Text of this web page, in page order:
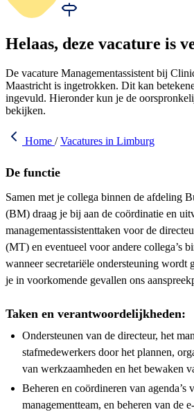
Helaas, deze vacature is
De vacature Managementassistent bij
Maastricht is ingetrokken. Dit kan
ingevuld. Hieronder kun je de
bekijken.
Home / Vacatures in Limburg
De functie
Samen met je collega binnen de afdeling
(BM) draag je bij aan de coördinatie en
managementassistenttaken voor de
(MT) en eventueel voor andere collega’s
wanneer secretariële ondersteuning wordt
je in voorkomende gevallen ons
Taken en verantwoordelijkheden:
Ondersteunen van de directeur, het
stafmedewerkers door het plannen,
van werkzaamheden en het bewaken
Beheren en coördineren van agenda’s
managementteam, en beheren van de